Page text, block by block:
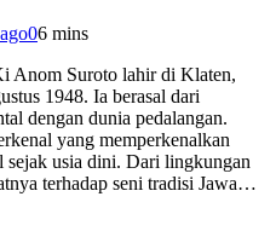
06 mins
Anom Suroto lahir di Klaten,
1948. Ia berasal dari
dengan dunia pedalangan.
yang memperkenalkan
sejak usia dini. Dari lingkungan
terhadap seni tradisi Jawa…